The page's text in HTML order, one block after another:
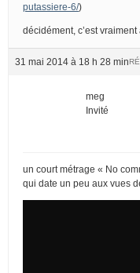
putassiere-6/)
décidément, c’est
31 mai 2014 à 18 h 28 min
meg
Invité
un court métrage « No
qui date un peu aux vues